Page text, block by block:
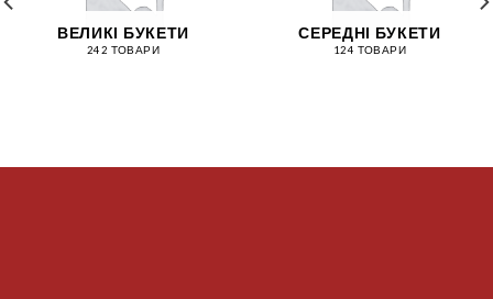
ВЕЛИКІ БУКЕТИ
242 ТОВАРИ
СЕРЕДНІ БУКЕТИ
124 ТОВАРИ